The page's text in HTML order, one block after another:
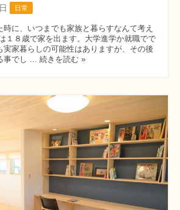
日常
時に、いつまでも家族と暮らすなんて考え
１８歳で家を出ます。大学進学か就職でで
実家暮らしの可能性はありますが、その後
事でし ... 続きを読む »